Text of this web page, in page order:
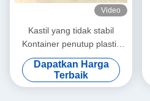
Video
Kastil yang tidak stabil
Kontainer penutup plastik
penyimpanan yang dapat
ditumpuk 600 * 400 * 315mm
Pp Tugas berat
Dapatkan Harga
Terbaik